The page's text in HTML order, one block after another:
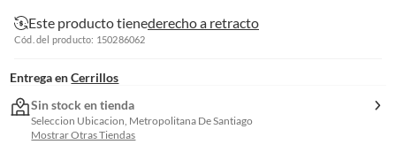
Este producto tienederecho a retracto
Cód. del producto: 150286062
Entrega en Cerrillos
Sin stock en tienda
Seleccion Ubicacion, Metropolitana De Santiago
Mostrar Otras Tiendas